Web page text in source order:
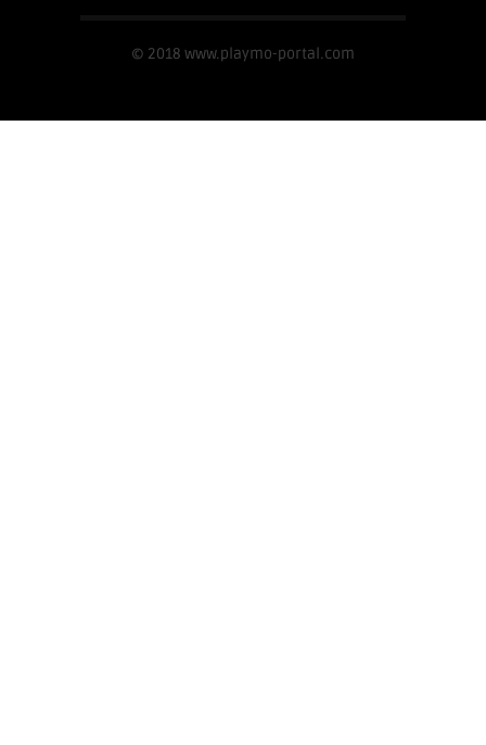
© 2018 www.playmo-portal.com